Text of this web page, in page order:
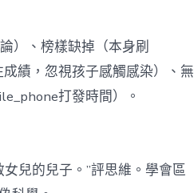
）、榜樣缺掉（本身刷
績，忽視孩子感觸感染）、無
打發時間）。
兒的兒子。”評思維。學會區